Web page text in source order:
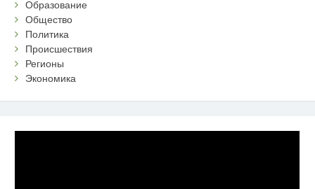
Образование
Общество
Политика
Происшествия
Регионы
Экономика